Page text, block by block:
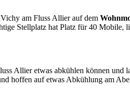
am Fluss Allier auf dem
Stellplatz hat Platz für 40
Allier etwas abkühlen können
hoffen auf etwas Abkühlung am